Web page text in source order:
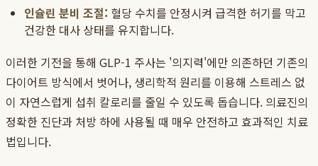
인슐린 분비 조절: 혈당 수치를 안정시켜 급격한 허기를 막고
건강한 대사 상태를 유지합니다.
이러한 기전을 통해 GLP-1 주사는 '의지력'에만 의존하던 기존의
다이어트 방식에서 벗어나, 생리학적 원리를 이용해 스트레스 없
이 자연스럽게 섭취 칼로리를 줄일 수 있도록 돕습니다. 의료진의
정확한 진단과 처방 하에 사용될 때 매우 안전하고 효과적인 치료
법입니다.